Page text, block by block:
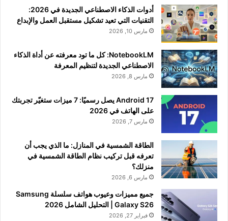
أدوات الذكاء الاصطناعي الجديدة في 2026:
التقنيات التي تعيد تشكيل مستقبل العمل والإبداع
مارس 10, 2026
NotebookLM: كل ما تود معرفته عن أداة الذكاء
الاصطناعي الجديدة لتنظيم المعرفة
مارس 8, 2026
Android 17 يصل رسميًا: 7 ميزات ستغيّر تجربتك
على الهاتف في 2026
مارس 7, 2026
الطاقة الشمسية في المنازل: ما الذي يجب أن
تعرفه قبل تركيب نظام الطاقة الشمسية في
منزلك؟
مارس 6, 2026
جميع مميزات وعيوب هواتف سلسلة Samsung
Galaxy S26 | التحليل الشامل 2026
فبراير 27, 2026